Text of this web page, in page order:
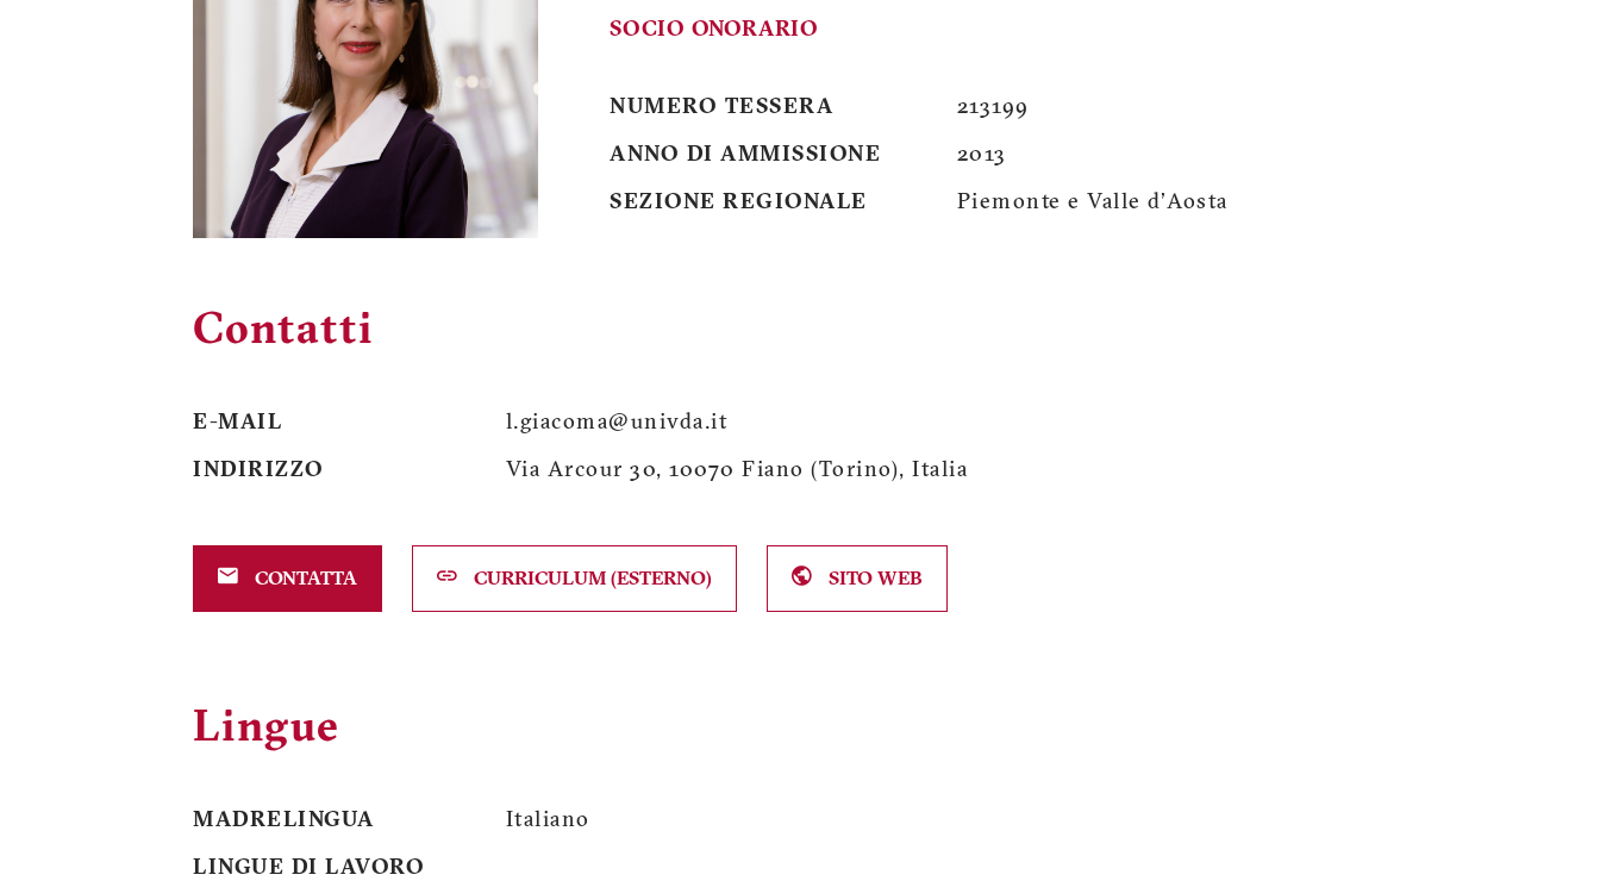
SOCIO ONORARIO
NUMERO TESSERA 213199
ANNO DI AMMISSIONE 2013
SEZIONE REGIONALE Piemonte e Valle d'Aosta
Contatti
E-MAIL l.giacoma@univda.it
INDIRIZZO Via Arcour 30, 10070 Fiano (Torino), Italia
CONTATTA CURRICULUM (ESTERNO) SITO WEB
Lingue
MADRELINGUA Italiano
LINGUE DI LAVORO